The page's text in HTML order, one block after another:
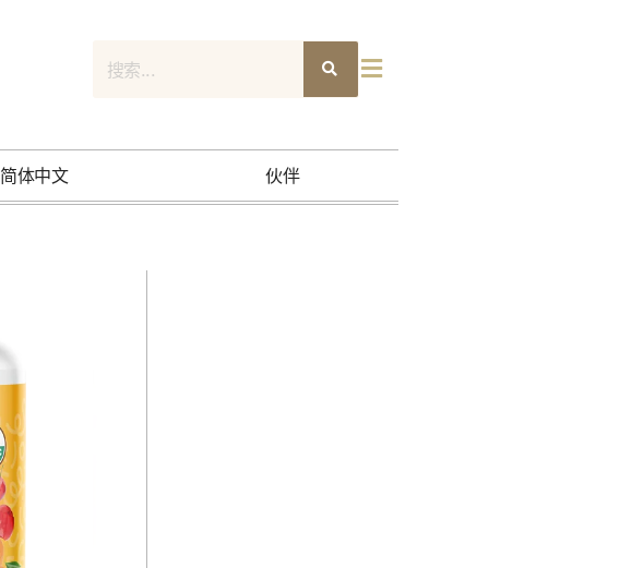
搜
简体中文 伙伴